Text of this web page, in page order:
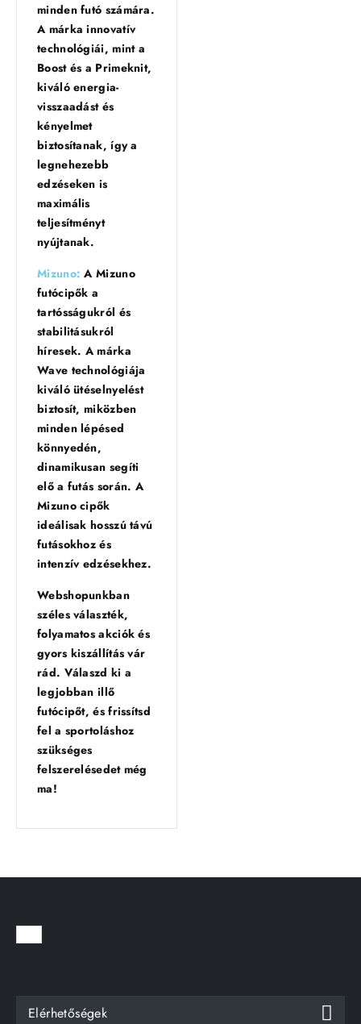
minden futó számára.
A márka innovatív
technológiái, mint a
Boost és a Primeknit,
kiváló energia-
visszaadást és
kényelmet
biztosítanak, így a
legnehezebb
edzéseken is
maximális
teljesítményt
nyújtanak.
Mizuno: A Mizuno
futócipők a
tartósságukról és
stabilitásukról
híresek. A márka
Wave technológiája
kiváló ütéselnyelést
biztosít, miközben
minden lépésed
könnyedén,
dinamikusan segíti
elő a futás során. A
Mizuno cipők
ideálisak hosszú távú
futásokhoz és
intenzív edzésekhez.
Webshopunkban
széles választék,
folyamatos akciók és
gyors kiszállítás vár
rád. Válaszd ki a
legjobban illő
futócipőt, és frissítsd
fel a sportoláshoz
szükséges
felszerelésedet még
ma!
Elérhetőségek